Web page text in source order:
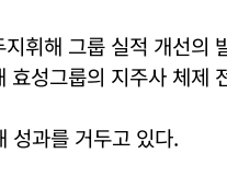
휘해 그룹 실적 개선의
효성그룹의 지주사 체제
성과를 거두고 있다.